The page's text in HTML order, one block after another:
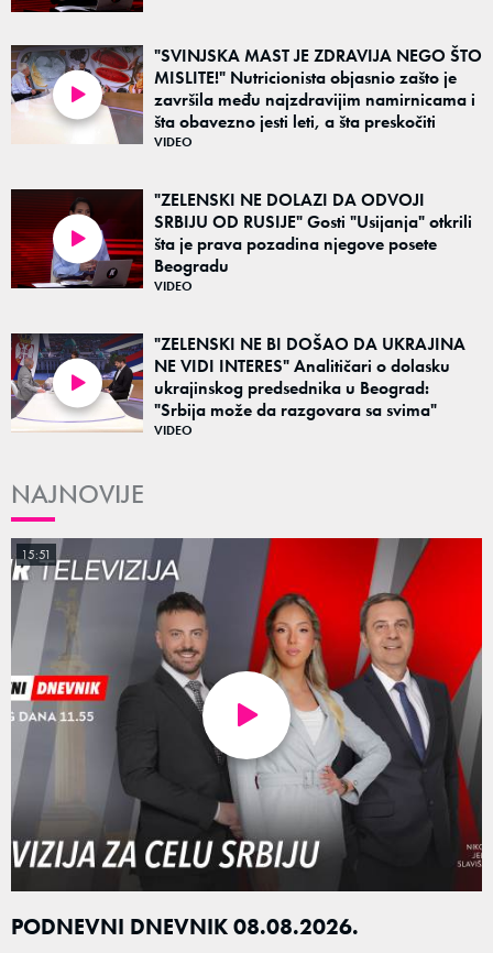
"SVINJSKA MAST JE ZDRAVIJA NEGO ŠTO
MISLITE!" Nutricionista objasnio zašto je
završila među najzdravijim namirnicama i
šta obavezno jesti leti, a šta preskočiti
VIDEO
"ZELENSKI NE DOLAZI DA ODVOJI
SRBIJU OD RUSIJE" Gosti "Usijanja" otkrili
šta je prava pozadina njegove posete
Beogradu
VIDEO
"ZELENSKI NE BI DOŠAO DA UKRAJINA
NE VIDI INTERES" Analitičari o dolasku
ukrajinskog predsednika u Beograd:
"Srbija može da razgovara sa svima"
VIDEO
NAJNOVIJE
PODNEVNI DNEVNIK 08.08.2026.
15:51